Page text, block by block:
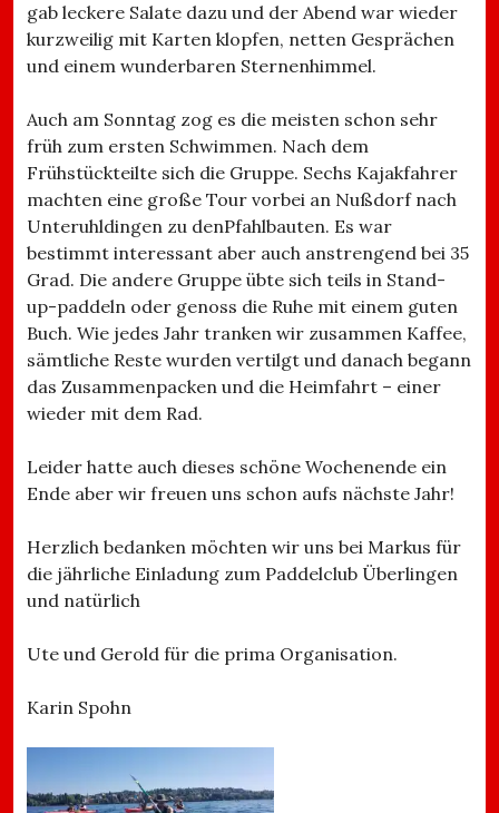
gab leckere Salate dazu und der Abend war wieder
kurzweilig mit Karten klopfen, netten Gesprächen
und einem wunderbaren Sternenhimmel.
Auch am Sonntag zog es die meisten schon sehr
früh zum ersten Schwimmen. Nach dem
Frühstückteilte sich die Gruppe. Sechs Kajakfahrer
machten eine große Tour vorbei an Nußdorf nach
Unteruhldingen zu denPfahlbauten. Es war
bestimmt interessant aber auch anstrengend bei 35
Grad. Die andere Gruppe übte sich teils in Stand-
up-paddeln oder genoss die Ruhe mit einem guten
Buch. Wie jedes Jahr tranken wir zusammen Kaffee,
sämtliche Reste wurden vertilgt und danach begann
das Zusammenpacken und die Heimfahrt – einer
wieder mit dem Rad.
Leider hatte auch dieses schöne Wochenende ein
Ende aber wir freuen uns schon aufs nächste Jahr!
Herzlich bedanken möchten wir uns bei Markus für
die jährliche Einladung zum Paddelclub Überlingen
und natürlich
Ute und Gerold für die prima Organisation.
Karin Spohn